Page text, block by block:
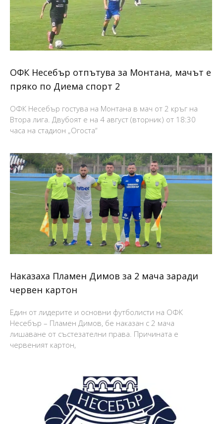
ОФК Несебър отпътува за Монтана, мачът е
пряко по Диема спорт 2
ОФК Несебър гостува на Монтана в мач от 2 кръг на
Втора лига. Двубоят е на 4 август (вторник) от 18:30
часа на стадион „Огоста“
Наказаха Пламен Димов за 2 мача заради
червен картон
Един от лидерите и основни футболисти на ОФК
Несебър – Пламен Димов, бе наказан с 2 мача
лишаване от състезателни права. Причината е
червеният картон,